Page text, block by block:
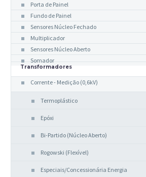
Porta de Painel
Fundo de Painel
Sensores Núcleo Fechado
Multiplicador
Sensores Núcleo Aberto
Somador
Transformadores
Corrente - Medição (0,6kV)
Termoplástico
Epóxi
Bi-Partido (Núcleo Aberto)
Rogowski (Flexível)
Especiais/Concessionária Energia